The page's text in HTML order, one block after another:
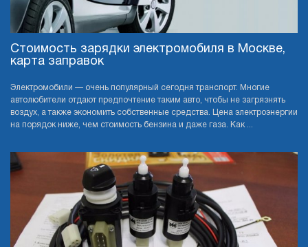
Стоимость зарядки электромобиля в Москве,
карта заправок
Электромобили — очень популярный сегодня транспорт. Многие
автолюбители отдают предпочтение таким авто, чтобы не загрязнять
воздух, а также экономить собственные средства. Цена электроэнергии
на порядок ниже, чем стоимость бензина и даже газа. Как ...